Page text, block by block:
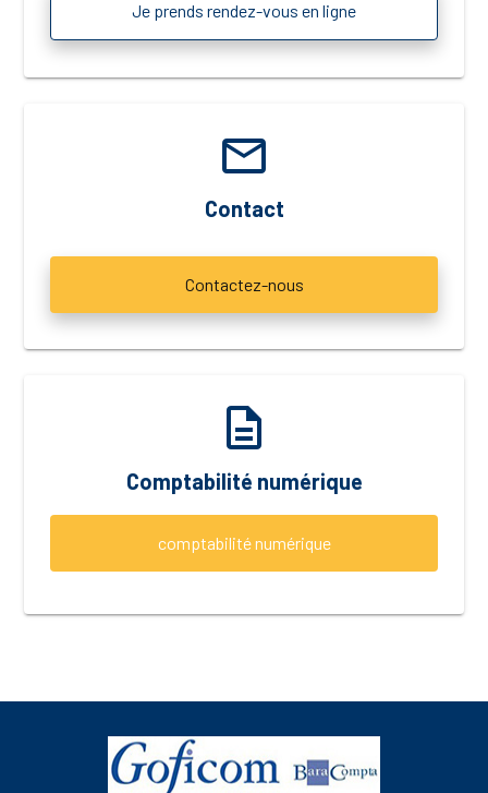
Je prends rendez-vous en ligne
email
Contact
Contactez-nous
description
Comptabilité numérique
comptabilité numérique